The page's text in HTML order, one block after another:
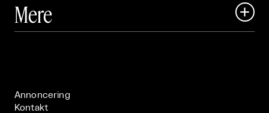
 Art Matter Festival
Mere 
Annoncering
Kontakt